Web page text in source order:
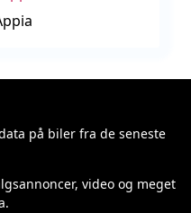
på biler fra de seneste
video og meget